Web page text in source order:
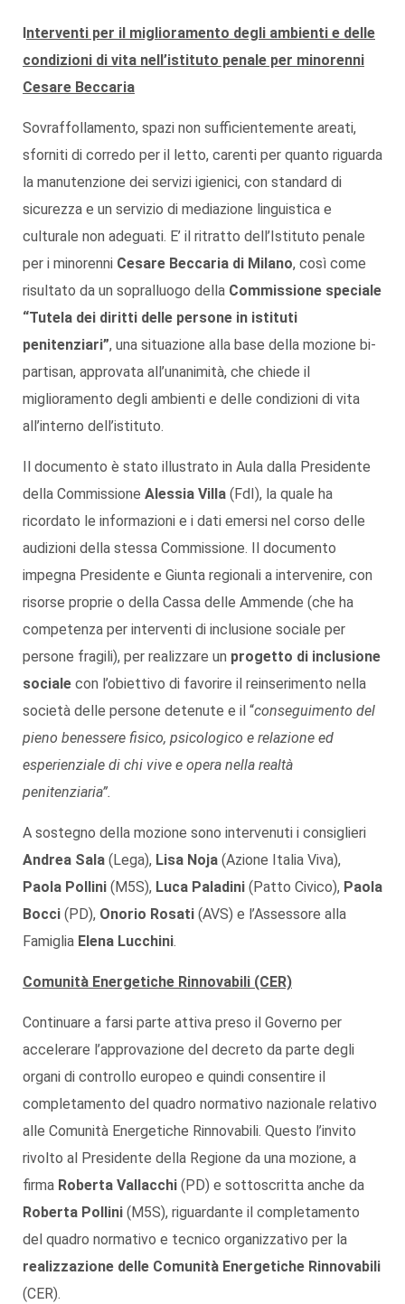
nterventi per il miglioramento degli ambienti e delle
condizioni di vita nell’istituto penale per minorenni
Cesare Beccaria
Sovraffollamento, spazi non sufficientemente areati,
sforniti di corredo per il letto, carenti per quanto riguarda
la manutenzione dei servizi igienici, con standard di
sicurezza e un servizio di mediazione linguistica e
culturale non adeguati. E’ il ritratto dell’Istituto penale
per i minorenni Cesare Beccaria di Milano, così come
risultato da un sopralluogo della Commissione speciale
“Tutela dei diritti delle persone in istituti
penitenziari”, una situazione alla base della mozione bi-
partisan, approvata all’unanimità, che chiede il
miglioramento degli ambienti e delle condizioni di vita
all’interno dell’istituto.
Il documento è stato illustrato in Aula dalla Presidente
della Commissione Alessia Villa (FdI), la quale ha
ricordato le informazioni e i dati emersi nel corso delle
audizioni della stessa Commissione. Il documento
impegna Presidente e Giunta regionali a intervenire, con
risorse proprie o della Cassa delle Ammende (che ha
competenza per interventi di inclusione sociale per
persone fragili), per realizzare un progetto di inclusione
sociale con l’obiettivo di favorire il reinserimento nella
società delle persone detenute e il “conseguimento del
pieno benessere fisico, psicologico e relazione ed
esperienziale di chi vive e opera nella realtà
penitenziaria”.
A sostegno della mozione sono intervenuti i consiglieri
Andrea Sala (Lega), Lisa Noja (Azione Italia Viva),
Paola Pollini (M5S), Luca Paladini (Patto Civico), Paola
Bocci (PD), Onorio Rosati (AVS) e l’Assessore alla
Famiglia Elena Lucchini.
Comunità Energetiche Rinnovabili (CER)
Continuare a farsi parte attiva preso il Governo per
accelerare l’approvazione del decreto da parte degli
organi di controllo europeo e quindi consentire il
completamento del quadro normativo nazionale relativo
alle Comunità Energetiche Rinnovabili. Questo l’invito
rivolto al Presidente della Regione da una mozione, a
firma Roberta Vallacchi (PD) e sottoscritta anche da
Roberta Pollini (M5S), riguardante il completamento
del quadro normativo e tecnico organizzativo per la
realizzazione delle Comunità Energetiche Rinnovabili
(CER).